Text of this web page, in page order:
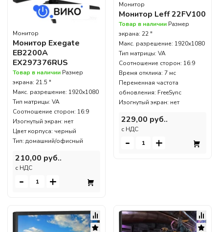
Монитор
Монитор Exegate
EB2200A
EX297376RUS
Товар в наличии Размер
экрана: 21.5 "
Макс. разрешение: 1920x1080
Тип матрицы: VA
Соотношение сторон: 16:9
Изогнутый экран: нет
Цвет корпуса: черный
Тип: домашний/офисный
210,00 руб..
c НДС
- +
Монитор
Монитор Leff 22FV100
Товар в наличии Размер
экрана: 22 "
Макс. разрешение: 1920x1080
Тип матрицы: VA
Соотношение сторон: 16:9
Время отклика: 7 мс
Переменная частота
обновления: FreeSync
Изогнутый экран: нет
229,00 руб..
c НДС
- +